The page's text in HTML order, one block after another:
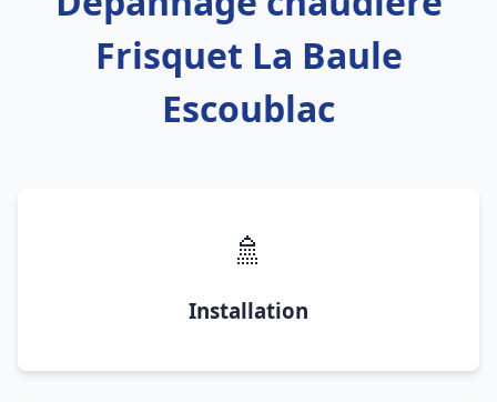
Frisquet La Baule
Escoublac
🚿
Installation